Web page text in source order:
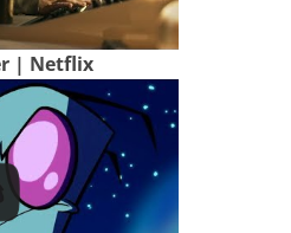
| Netflix